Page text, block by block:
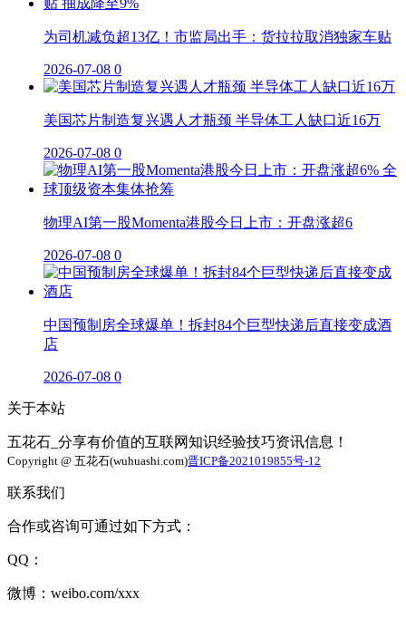
为司机减负超13亿！市监局出手：货拉拉取消独家车贴
2026-07-08 0
美国芯片制造复兴遇人才瓶颈 半导体工人缺口近16万
2026-07-08 0
物理AI第一股Momenta港股今日上市：开盘涨超6
2026-07-08 0
中国预制房全球爆单！拆封84个巨型快递后直接变成酒
店
2026-07-08 0
关于本站
五花石_分享有价值的互联网知识经验技巧资讯信息！
Copyright @ 五花石(wuhuashi.com)晋ICP备2021019855号-12
联系我们
合作或咨询可通过如下方式：
QQ：
微博：weibo.com/xxx